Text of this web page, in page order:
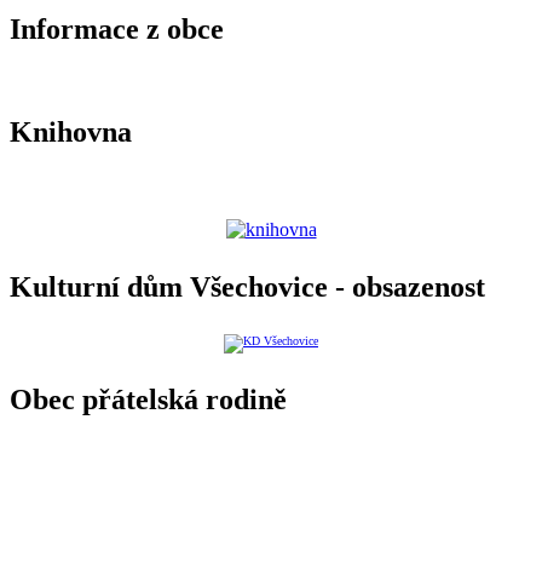
Informace z obce
Knihovna
Kulturní dům Všechovice - obsazenost
Obec přátelská rodině